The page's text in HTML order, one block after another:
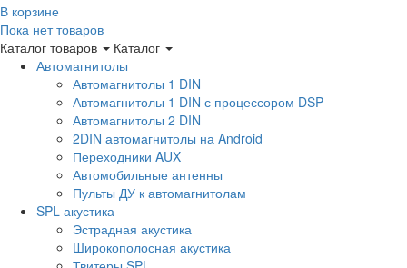
В корзине
Пока нет товаров
Каталог товаров
Каталог
Автомагнитолы
Автомагнитолы 1 DIN
Автомагнитолы 1 DIN с процессором DSP
Автомагнитолы 2 DIN
2DIN автомагнитолы на Android
Переходники AUX
Автомобильные антенны
Пульты ДУ к автомагнитолам
SPL акустика
Эстрадная акустика
Широкополосная акустика